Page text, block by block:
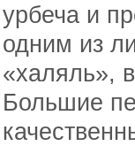
урбеча и
одним из
«халяль»,
Большие